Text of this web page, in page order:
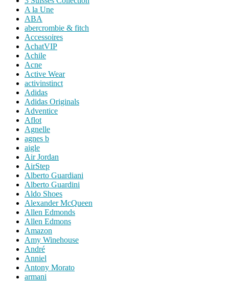
A la Une
ABA
abercrombie & fitch
Accessoires
AchatVIP
Achile
Acne
Active Wear
activinstinct
Adidas
Adidas Originals
Adventice
Aflot
Agnelle
agnes b
aigle
Air Jordan
AirStep
Alberto Guardiani
Alberto Guardini
Aldo Shoes
Alexander McQueen
Allen Edmonds
Allen Edmons
Amazon
Amy Winehouse
André
Anniel
Antony Morato
armani